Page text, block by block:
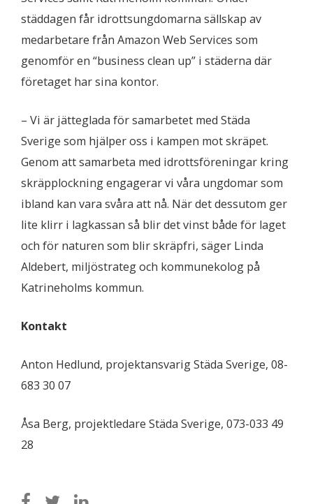
städdagen får idrottsungdomarna sällskap av
medarbetare från Amazon Web Services som
genomför en “business clean up” i städerna där
företaget har sina kontor.
– Vi är jätteglada för samarbetet med Städa
Sverige som hjälper oss i kampen mot skräpet.
Genom att samarbeta med idrottsföreningar kring
skräpplockning engagerar vi våra ungdomar som
ibland kan vara svåra att nå. När det dessutom ger
lite klirr i lagkassan så blir det vinst både för laget
och för naturen som blir skräpfri, säger Linda
Aldebert, miljöstrateg och kommunekolog på
Katrineholms kommun.
Kontakt
Anton Hedlund, projektansvarig Städa Sverige, 08-
683 30 07
Åsa Berg, projektledare Städa Sverige, 073-033 49
28